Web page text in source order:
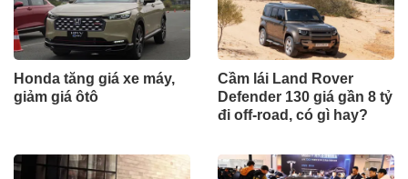
Honda tăng giá xe máy,
giảm giá ôtô
Cầm lái Land Rover
Defender 130 giá gần 8 tỷ
đi off-road, có gì hay?